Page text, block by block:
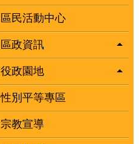
區民活動中心
區政資訊
役政園地
性別平等專區
宗教宣導